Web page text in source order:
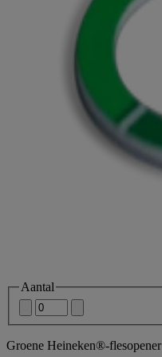
Aantal
Groene Heineken®-flesopener